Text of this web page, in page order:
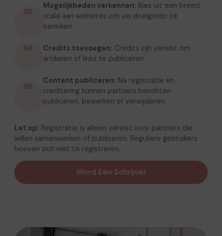
03
Mogelijkheden verkennen: Kies uit een breed
scala aan websites om uw doelgroep te
bereiken.
04 Credits toevoegen: Credits zijn vereist om
artikelen of links te publiceren.
05
Content publiceren: Na registratie en
creditering kunnen partners berichten
publiceren, bewerken of verwijderen.
Let op: Registratie is alleen vereist voor partners die
willen samenwerken of publiceren. Reguliere gebruikers
hoeven zich niet te registreren.
Word Een Schrijver